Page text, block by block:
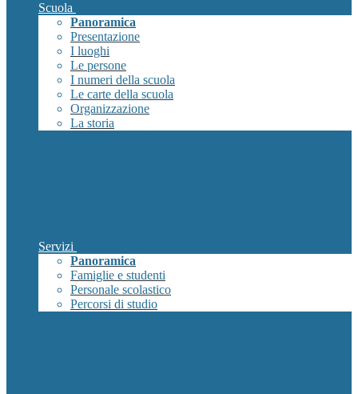
Scuola
Panoramica
Presentazione
I luoghi
Le persone
I numeri della scuola
Le carte della scuola
Organizzazione
La storia
Servizi
Panoramica
Famiglie e studenti
Personale scolastico
Percorsi di studio